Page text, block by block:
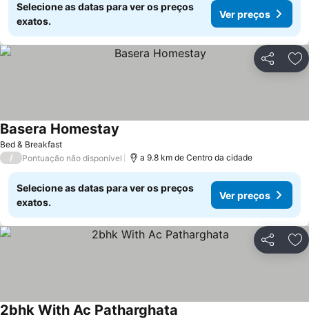
Selecione as datas para ver os preços
exatos.
Ver preços
Partilhar
Bed & Breakfast
Basera Homestay
/ Pontuação não disponível a 9.8 km de Centro da cidade
Selecione as datas para ver os preços
exatos.
Ver preços
Partilhar
2bhk With Ac Patharghata